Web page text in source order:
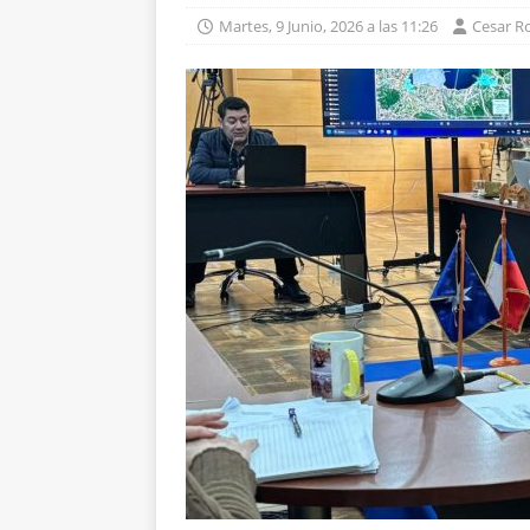
Martes, 9 Junio, 2026 a las 11:26 Cesar